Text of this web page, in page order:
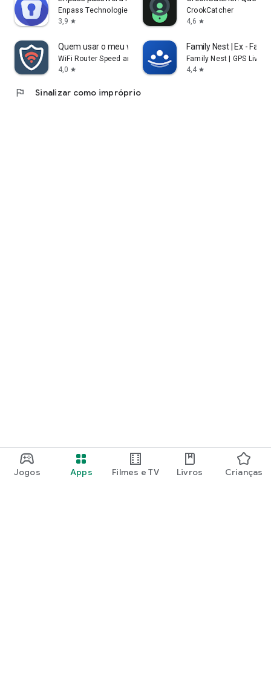
Jogos Apps Filmes e TV Livros Crianças
Enpass Technologies Inc
3,9 star
CrookCatcher
4,6 star
Quem usar o meu wifi?
WiFi Router Speed and Security
4,0 star
Family Nest | Ex -
Family Nest | GPS Live
4,4 star
flag Sinalizar como impróprio